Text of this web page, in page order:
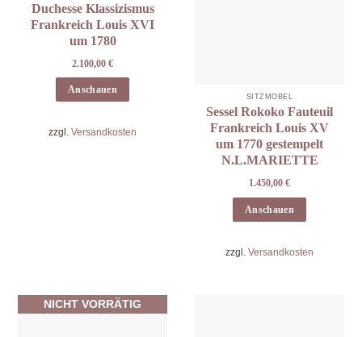
Duchesse Klassizismus
Frankreich Louis XVI
um 1780
2.100,00 €
Anschauen
zzgl. Versandkosten
SITZMÖBEL
Sessel Rokoko Fauteuil
Frankreich Louis XV
um 1770 gestempelt
N.L.MARIETTE
1.450,00 €
Anschauen
zzgl. Versandkosten
NICHT VORRÄTIG